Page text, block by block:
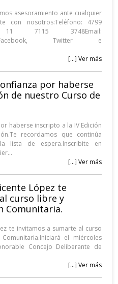
asesoramiento ante cualquier
con nosotros:Teléfono: 4799
11 7115 3748Email:
Twitter e
[...] Ver más
por haberse
de nuestro Curso de
haberse inscripto a la IV Edición
recordamos que continúa
lista de espera.Inscribite en
[...] Ver más
López te
curso libre y
Comunitaria.
te invitamos a sumarte al curso
el miércoles
Concejo Deliberante de
[...] Ver más